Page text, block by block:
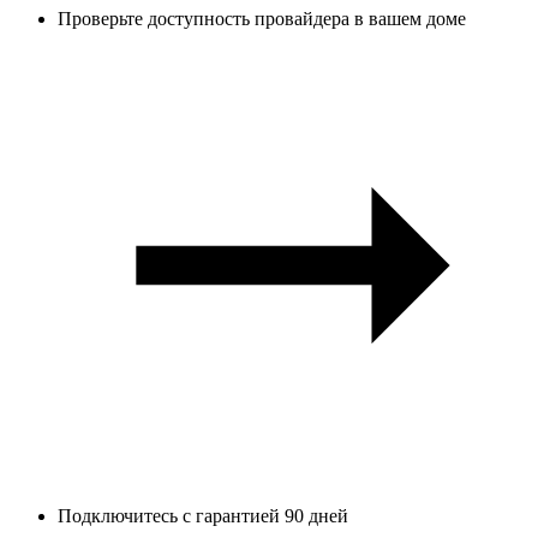
Проверьте доступность провайдера в вашем доме
Подключитесь с гарантией 90 дней